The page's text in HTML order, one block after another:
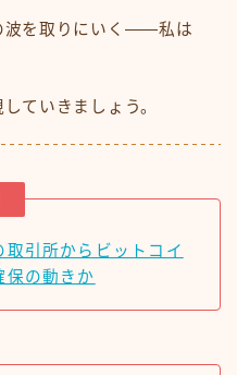
波を取りにいく——私は
ていきましょう。
取引所からビットコイ
の動きか